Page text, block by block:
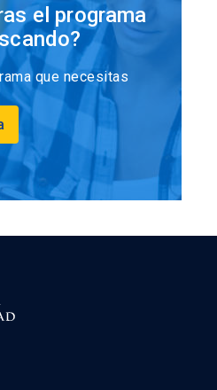
el programa
que necesitas